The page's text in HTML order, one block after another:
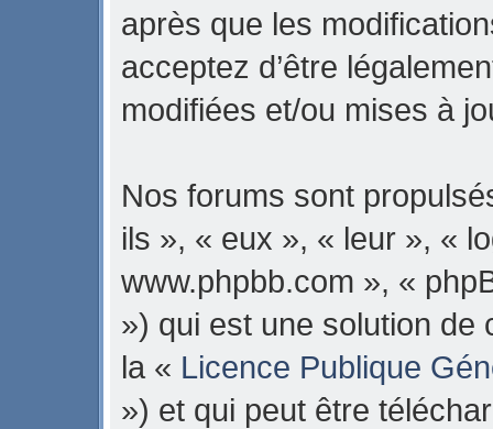
après que les
acceptez d’être
modifiées et/ou mises à
Nos forums sont
ils », « eux », « leur », «
www.phpbb.com », «
») qui est une solution de
la « Licence Publique
») et qui peut être